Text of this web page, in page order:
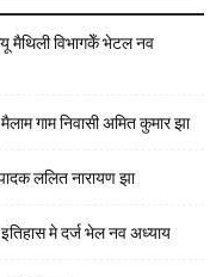
मैथिली विभागकेँ भेटल नव
गाम निवासी अमित कुमार झा
ललित नारायण झा
मे दर्ज भेल नव अध्याय